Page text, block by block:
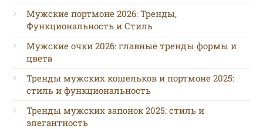
Мужские портмоне 2026: Тренды,
Функциональность и Стиль
Мужские очки 2026: главные тренды формы и
цвета
Тренды мужских кошельков и портмоне 2025:
стиль и функциональность
Тренды мужских запонок 2025: стиль и
элегантность